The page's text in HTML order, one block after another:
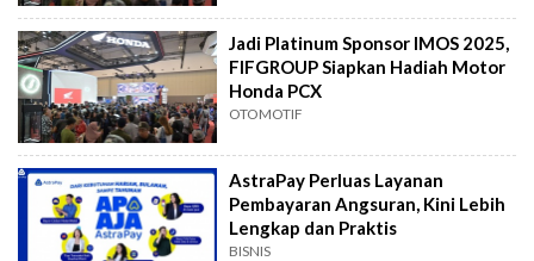
Jadi Platinum Sponsor IMOS 2025,
FIFGROUP Siapkan Hadiah Motor
Honda PCX
OTOMOTIF
AstraPay Perluas Layanan
Pembayaran Angsuran, Kini Lebih
Lengkap dan Praktis
BISNIS